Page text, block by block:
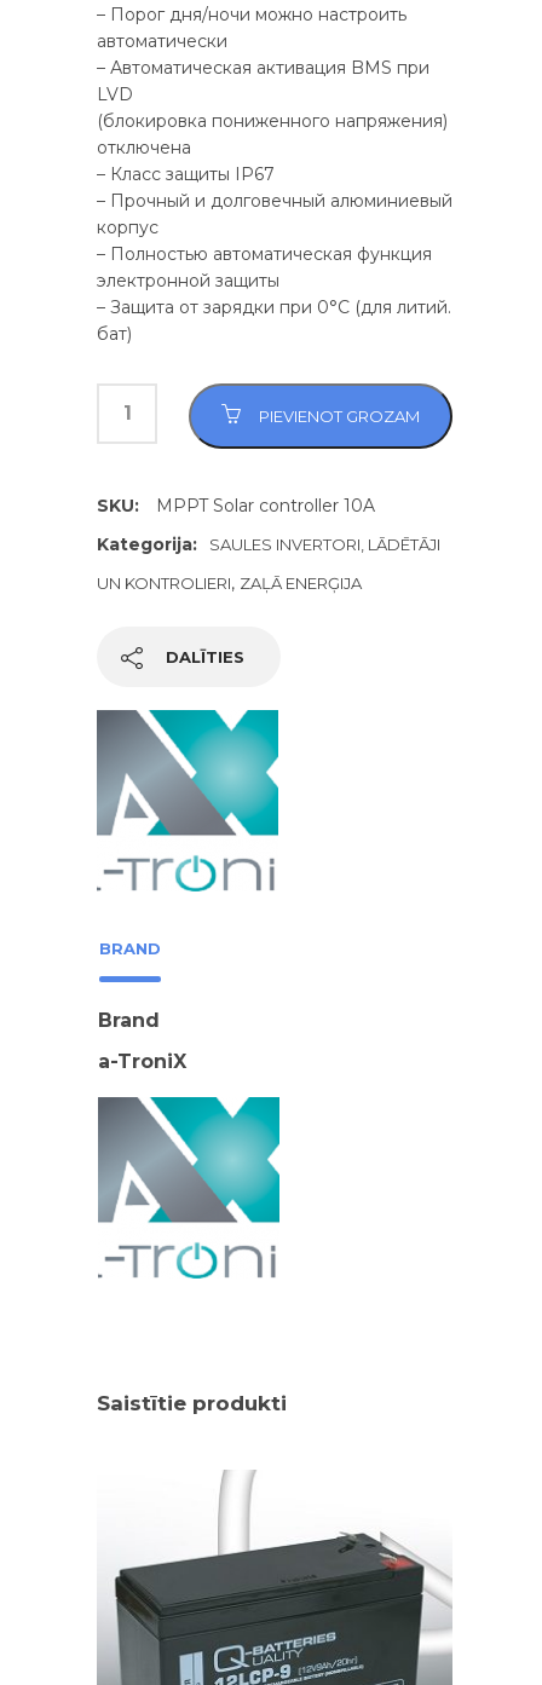
– Порог дня/ночи можно настроить
автоматически
– Автоматическая активация BMS при
LVD
(блокировка пониженного напряжения)
отключена
– Класс защиты IP67
– Прочный и долговечный алюминиевый
корпус
– Полностью автоматическая функция
электронной защиты
– Защита от зарядки при 0°C (для литий.
бат)
PIEVIENOT GROZAM
SKU:
MPPT Solar controller 10A
Kategorija:
SAULES INVERTORI, LĀDĒTĀJI
UN KONTROLIERI, ZAĻĀ ENERĢIJA
DALĪTIES
BRAND
Brand
a-TroniX
Saistītie produkti